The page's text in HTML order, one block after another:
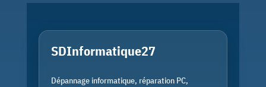
SDInformatique27
Dépannage informatique, réparation PC,